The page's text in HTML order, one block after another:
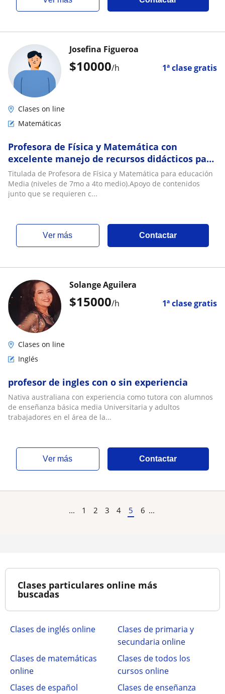
$10000/h 1ª clase gratis
Josefina Figueroa
Clases on line
Matemáticas
Profesora de Física y Matemática con
excelente manejo de recursos didácticos para
facilitar la comprensión
Titulada de Profesora de Física y Matemática para educación
Media (niveles de 7mo a 4to medio).Apoyo de contenidos
junto que se requieren c...
ver más Contactar
$15000/h 1ª clase gratis
Solange Aguilera
Clases on line
Inglés
profesor de ingles con o sin experiencia
Nativa australiana con experiencia como tutora con alumnos
de enseñanza básica media Universitaria y adultos
trabajadores en el área de la...
ver más Contactar
... 1 2 3 4 5 6 ...
Clases particulares online más
buscadas
Clases de inglés online
Clases de primaria y
secundaria online
Clases de matemáticas
online
Clases de todos los
cursos online
Clases de español
Clases de enseñanza